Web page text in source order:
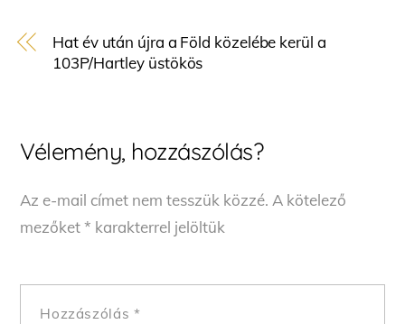
Hat év után újra a Föld közelébe kerül a
103P/Hartley üstökös
Vélemény, hozzászólás?
Az e-mail címet nem tesszük közzé. A kötelező
mezőket* karakterrel jelöltük
Hozzászólás *